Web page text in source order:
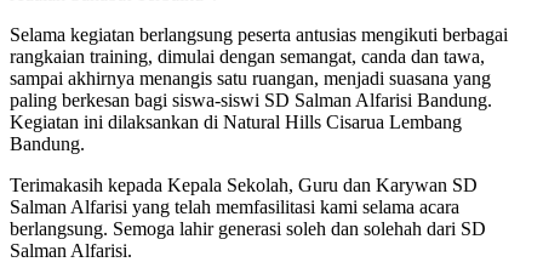
Selama kegiatan berlangsung peserta antusias mengikuti berbagai
rangkaian training, dimulai dengan semangat, canda dan tawa,
sampai akhirnya menangis satu ruangan, menjadi suasana yang
paling berkesan bagi siswa-siswi SD Salman Alfarisi Bandung.
Kegiatan ini dilaksankan di Natural Hills Cisarua Lembang
Bandung.
Terimakasih kepada Kepala Sekolah, Guru dan Karywan SD
Salman Alfarisi yang telah memfasilitasi kami selama acara
berlangsung. Semoga lahir generasi soleh dan solehah dari SD
Salman Alfarisi.